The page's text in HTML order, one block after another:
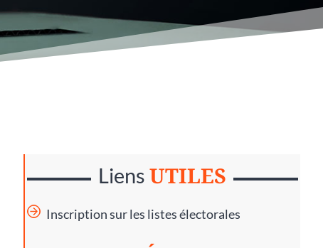
LiensUTILES
Inscription sur les listes électorales